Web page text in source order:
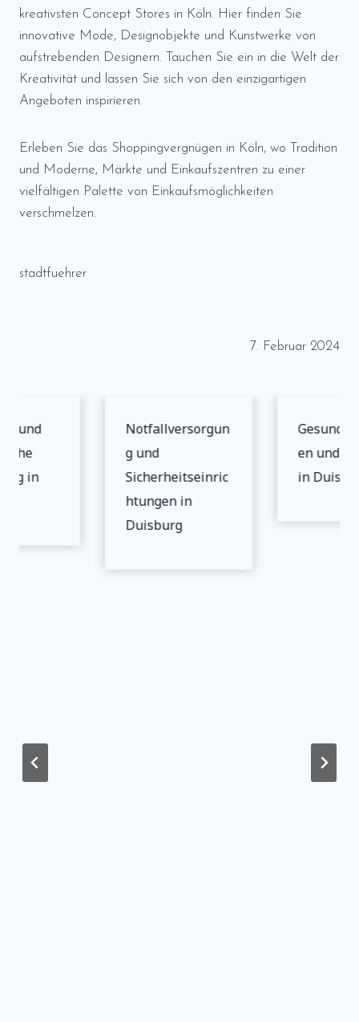
kreativsten Concept Stores in Köln. Hier finden Sie
innovative Mode, Designobjekte und Kunstwerke von
aufstrebenden Designern. Tauchen Sie ein in die Welt der
Kreativität und lassen Sie sich von den einzigartigen
Angeboten inspirieren.
Erleben Sie das Shoppingvergnügen in Köln, wo Tradition
und Moderne, Märkte und Einkaufszentren zu einer
vielfältigen Palette von Einkaufsmöglichkeiten
verschmelzen.
stadtfuehrer
7. Februar 2024
und
in
Notfallversorgun
g und
Sicherheitseinric
htungen in
Duisburg
en und
in